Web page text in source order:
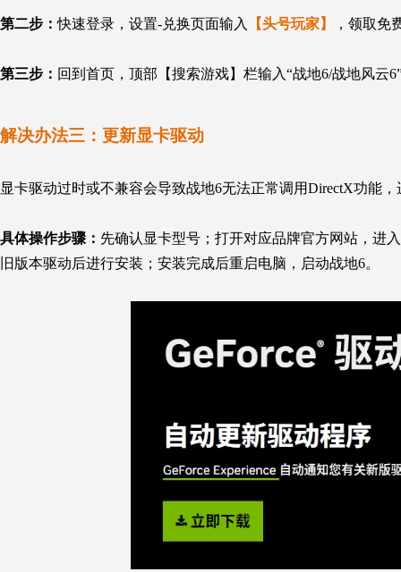
第二步：快速登录，设置-兑换页面输入 【头号玩家】 ，领取免
第三步： 回到首页，顶部【搜索游戏】栏输入“战地6/战地风
解决办法三：更新显卡驱动
显卡驱动过时或不兼容会导致战地6无法正常调用DirectX功能
具体操作步骤： 先确认显卡型号；打开对应品牌官方网站，进
旧版本驱动后进行安装；安装完成后重启电脑，启动战地6。